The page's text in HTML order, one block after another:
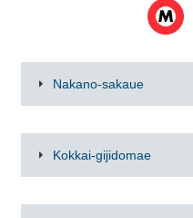
Nakano-sakaue
Kokkai-gijidomae